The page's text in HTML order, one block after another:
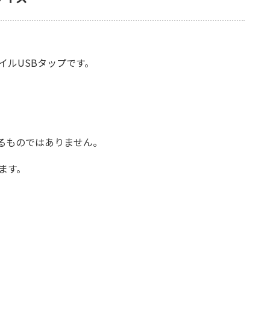
USBタップです。
のではありません。
。